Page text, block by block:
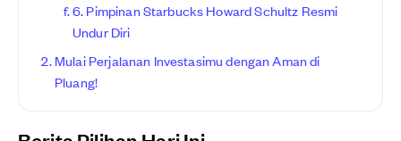
6. Pimpinan Starbucks Howard Schultz Resmi
Undur Diri
Mulai Perjalanan Investasimu dengan Aman di
Pluang!